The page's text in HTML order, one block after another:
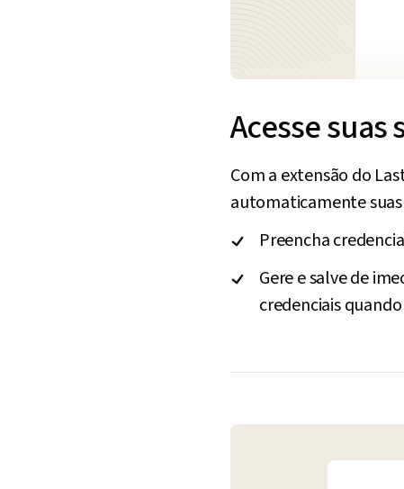
Acesse
Com a extensão do
automaticamente
Preencha
Gere e salve de
credenciais